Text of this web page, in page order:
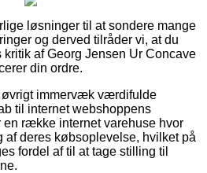
løsninger til at sondere mange
og derved tilråder vi, at du
kritik af Georg Jensen Ur Concave
din ordre.
øvrigt immervæk værdifulde
til internet webshoppens
en række internet varehuse hvor
af deres købsoplevelse, hvilket på
fordel af til at tage stilling til